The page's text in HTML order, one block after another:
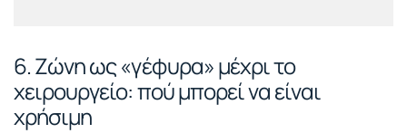
6. Ζώνη ως «γέφυρα» μέχρι το
χειρουργείο: πού μπορεί να είναι
χρήσιμη